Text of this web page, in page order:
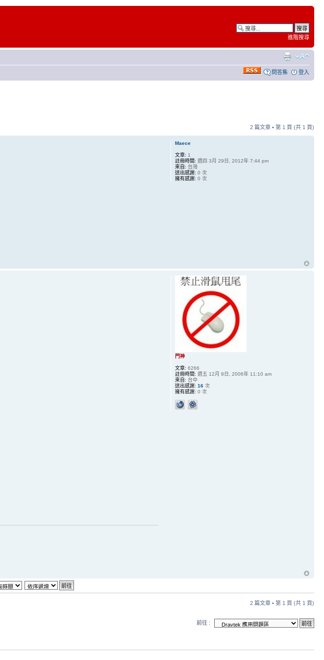
進階搜尋
問答集 登入
2 篇文章 • 第 1 頁 (共 1 頁)
Maece
文章: 1
註冊時間: 週四 3月 29日, 2012年 7:44 pm
來自: 台灣
送出感謝: 0 次
擁有感謝: 0 次
門神
文章: 6266
註冊時間: 週五 12月 8日, 2006年 11:10 am
來自: 台中
送出感謝: 16次
擁有感謝: 0 次
2 篇文章 • 第 1 頁 (共 1 頁)
前往 :